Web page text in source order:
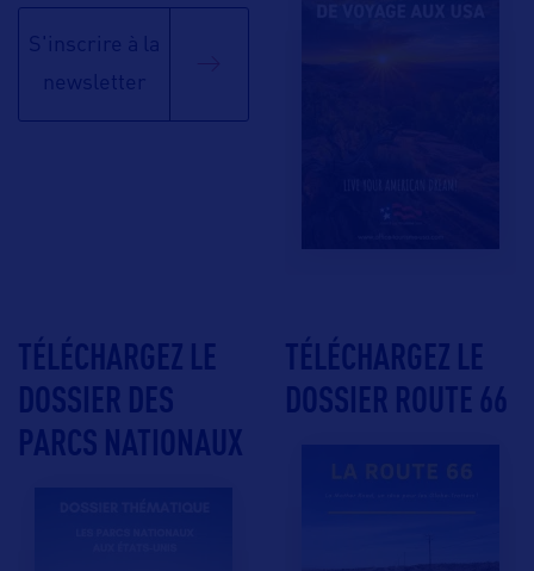
S'inscrire à la
newsletter
TÉLÉCHARGEZ LE
DOSSIER DES
PARCS NATIONAUX
TÉLÉCHARGEZ LE
DOSSIER ROUTE 66